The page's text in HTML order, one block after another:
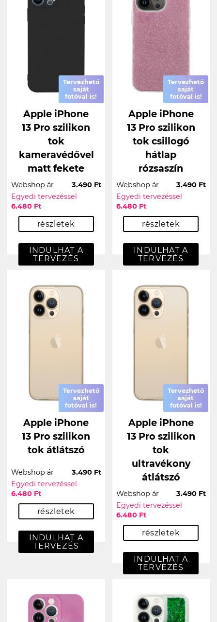
Tervezhető
saját
fotóval is!
Apple iPhone
13 Pro szilikon
tok
kameravédővel
matt fekete
Webshop ár
3.490 Ft
Egyedi tervezéssel
6.480 Ft
részletek
INDULHAT A
TERVEZÉS
Tervezhető
saját
fotóval is!
Apple iPhone
13 Pro szilikon
tok csillogó
hátlap
rózsaszín
Webshop ár
3.490 Ft
Egyedi tervezéssel
6.480 Ft
részletek
INDULHAT A
TERVEZÉS
Tervezhető
saját
fotóval is!
Apple iPhone
13 Pro szilikon
tok átlátszó
Webshop ár
3.490 Ft
Egyedi tervezéssel
6.480 Ft
részletek
INDULHAT A
TERVEZÉS
Tervezhető
saját
fotóval is!
Apple iPhone
13 Pro szilikon
tok
ultravékony
átlátszó
Webshop ár
3.490 Ft
Egyedi tervezéssel
6.480 Ft
részletek
INDULHAT A
TERVEZÉS